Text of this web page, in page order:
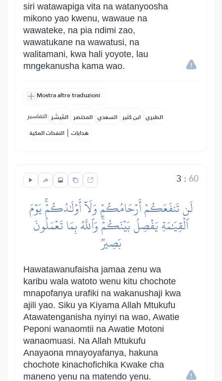
siri watawapiga vita na watanyoosha
mikono yao kwenu, wawaue na
wawateke, na pia ndimi zao,
wawatukane na wawatusi, na
walitamani, kwa hali yoyote, lau
mngekanusha kama wao.
Mostra altre traduzioni
التفاسير: المُيسَّر المختصر السعدي ابن كثير الطبري
النفحات المكية | هدايات
3 :60
لَن تَنفَعَكُمۡ أَرۡحَامُكُمۡ وَلَآ أَوۡلَٰدُكُمۡۚ يَوۡمَ
ٱلۡقِيَٰمَةِ يَفۡصِلُ بَيۡنَكُمۡۚ وَٱللَّهُ بِمَا تَعۡمَلُونَ
بَصِيرٞ
Hawatawanufaisha jamaa zenu wa
karibu wala watoto wenu kitu chochote
mnapofanya urafiki na wakanushaji kwa
ajili yao. Siku ya Kiyama Allah Mtukufu
Atawatenganisha nyinyi na wao, Awatie
Peponi wanaomtii na Awatie Motoni
wanaomuasi. Na Allah Mtukufu
Anayaona mnayoyafanya, hakuna
chochote kinachofichika Kwake cha
maneno yenu na matendo yenu.